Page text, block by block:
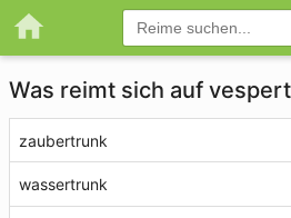
Was reimt sich auf
zaubertrunk
wassertrunk